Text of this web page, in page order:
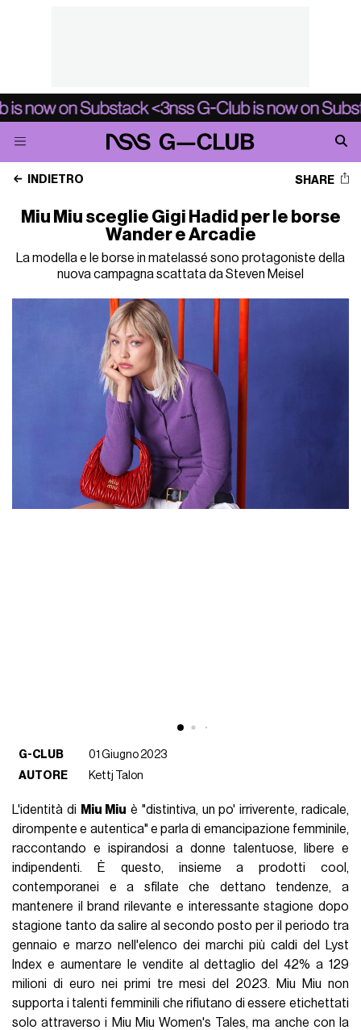
INDIETRO SHARE
Miu Miu sceglie Gigi Hadid per le borse
Wander e Arcadie
La modella e le borse in matelassé sono protagoniste della
nuova campagna scattata da Steven Meisel
G-CLUB
01 Giugno 2023
AUTORE
Kettj Talon
L'identità di Miu Miu è "distintiva, un po' irriverente, radicale,
dirompente e autentica" e parla di emancipazione femminile,
raccontando e ispirandosi a donne talentuose, libere e
indipendenti. È questo, insieme a prodotti cool,
contemporanei e a sfilate che dettano tendenze, a
mantenere il brand rilevante e interessante stagione dopo
stagione tanto da salire al secondo posto per il periodo tra
gennaio e marzo nell'elenco dei marchi più caldi del Lyst
Index e aumentare le vendite al dettaglio del 42% a 129
milioni di euro nei primi tre mesi del 2023. Miu Miu non
supporta i talenti femminili che rifiutano di essere etichettati
solo attraverso i Miu Miu Women's Tales, ma anche con la